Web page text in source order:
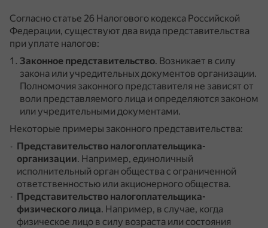
Согласно статье 26 Налогового кодекса Российской
Федерации, существуют два вида представительства
при уплате налогов:
Законное представительство. Возникает в силу
закона или учредительных документов организации.
Полномочия законного представителя не зависят от
воли представляемого лица и определяются законом
или учредительными документами.
Некоторые примеры законного представительства:
Представительство налогоплательщика-
организации. Например, единоличный
исполнительный орган общества с ограниченной
ответственностью или акционерного общества.
Представительство налогоплательщика-
физического лица. Например, в случае, когда
физическое лицо в силу возраста или состояния